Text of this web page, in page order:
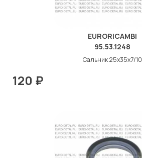
EURORICAMBI
95.53.1248
Сальник 25x35x7/10
120 ₽